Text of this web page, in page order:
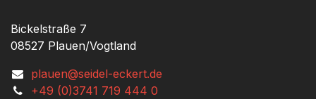
Bickelstraße 7
08527 Plauen/Vogtland
plauen@seidel-eckert.de
+49 (0)3741 719 444 0